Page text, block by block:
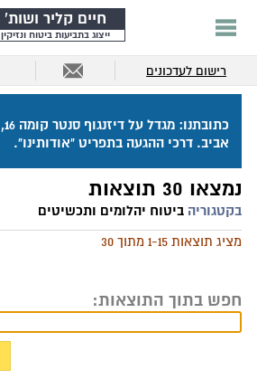
חיים קליר ושות'
ייצוג בתביעות ביטוח ונזיקין
רישום לעדכונים
אביב. דרכי ההגעה בתפריט "אודותינו".
נמצאו 30 תוצאות
בקטגוריהביטוח יהלומים ותכשיטים
מציג תוצאות 1-15 מתוך 30
חפש בתוך התוצאות: